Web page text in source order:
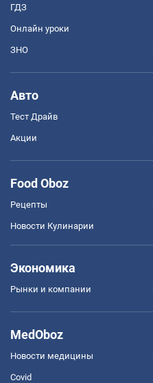
ГДЗ
Онлайн уроки
ЗНО
Авто
Тест Драйв
Акции
Food Oboz
Рецепты
Новости Кулинарии
Экономика
Рынки и компании
MedOboz
Новости медицины
Covid